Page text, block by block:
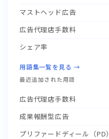
マストヘッド広告
広告代理店手数料
シェア率
用語集一覧を見る →
最近追加された用語
広告代理店手数料
成果報酬型広告
プリファードディール（PD）